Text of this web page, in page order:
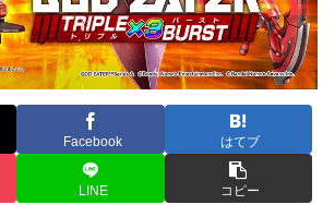
Facebook はてブ
LINE コピー